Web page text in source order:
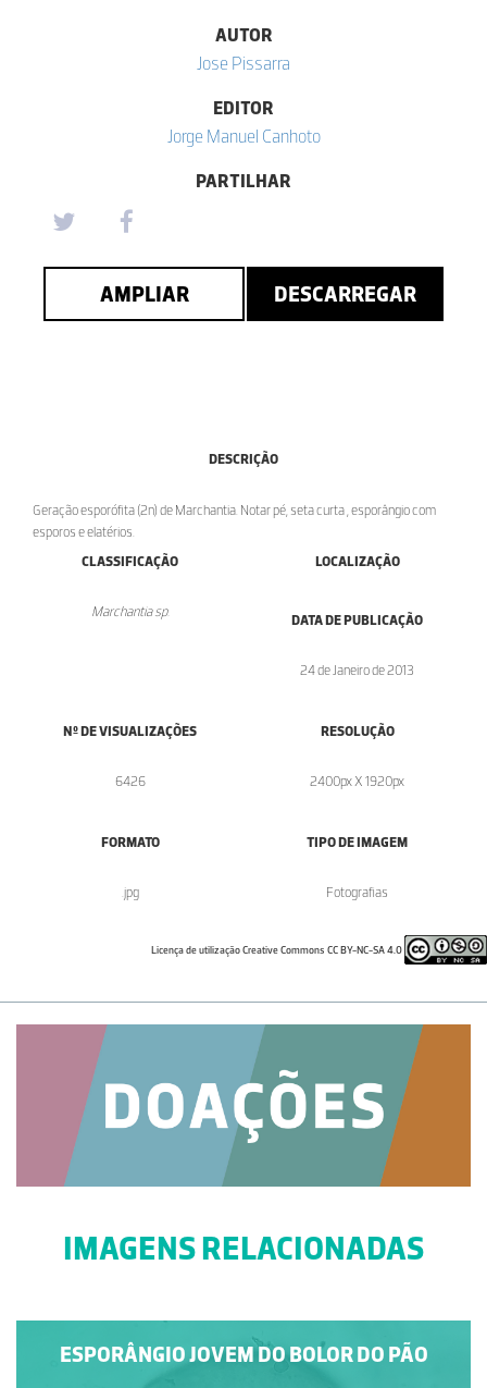
AUTOR
Jose Pissarra
EDITOR
Jorge Manuel Canhoto
PARTILHAR
AMPLIAR DESCARREGAR
DESCRIÇÃO
Geração esporófita (2n) de Marchantia. Notar pé, seta curta , esporângio com
esporos e elatérios.
CLASSIFICAÇÃO
Marchantia sp.
LOCALIZAÇÃO
DATA DE PUBLICAÇÃO
24 de Janeiro de 2013
Nº DE VISUALIZAÇÕES
6426
RESOLUÇÃO
2400px X 1920px
FORMATO
.jpg
TIPO DE IMAGEM
Fotografias
Licença de utilização Creative Commons CC BY-NC-SA 4.0
IMAGENS RELACIONADAS
ESPORÂNGIO JOVEM DO BOLOR DO PÃO